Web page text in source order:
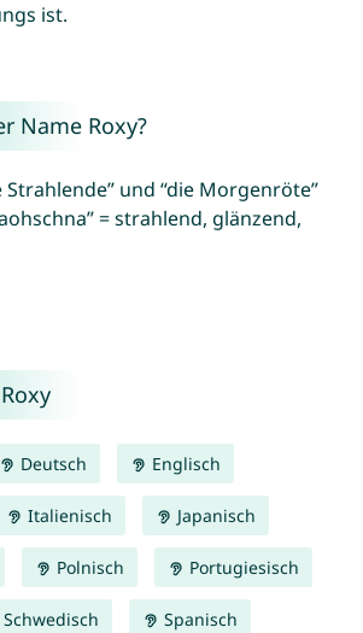
ist.
Name Roxy?
Strahlende” und “die Morgenröte”
= strahlend, glänzend,
Deutsch Englisch
Italienisch Japanisch
Polnisch Portugiesisch
Schwedisch Spanisch